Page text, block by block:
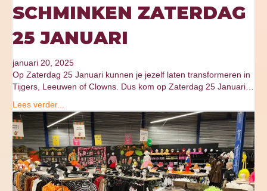
SCHMINKEN ZATERDAG
25 JANUARI
januari 20, 2025
Op Zaterdag 25 Januari kunnen je jezelf laten transformeren in
Tijgers, Leeuwen of Clowns. Dus kom op Zaterdag 25 Januari…
Lees verder...